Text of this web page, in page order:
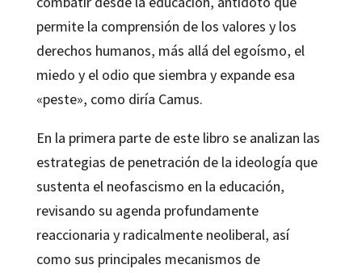
permite la comprensión de los valores y los
derechos humanos, más allá del egoísmo, el
miedo y el odio que siembra y expande esa
«peste», como diría Camus.
En la primera parte de este libro se analizan las
estrategias de penetración de la ideología que
sustenta el neofascismo en la educación,
revisando su agenda profundamente
reaccionaria y radicalmente neoliberal, así
como sus principales mecanismos de